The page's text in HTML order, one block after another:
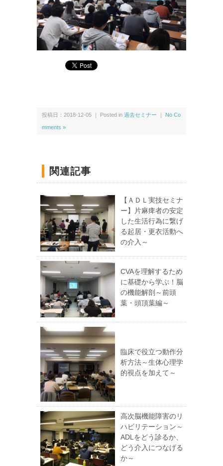
投稿日：2018-12-05 ｜ Posted in 過去セミナー ｜ No Co
mments »
関連記事
【ＡＤＬ実技セミナ
ー】片麻痺者の安定
した生活行為に繋げ
る起居・更衣活動へ
の介入～
CVAを理解するため
に基礎から学ぶ！脳
の機能解剖～前頭
葉・頭頂葉編～
臨床で役立つ動作分
析方法～生体心理学
的視点を加えて～
高次脳機能障害のリ
ハビリテーション～
ADLをどう診るか、
どう介入につなげる
か～